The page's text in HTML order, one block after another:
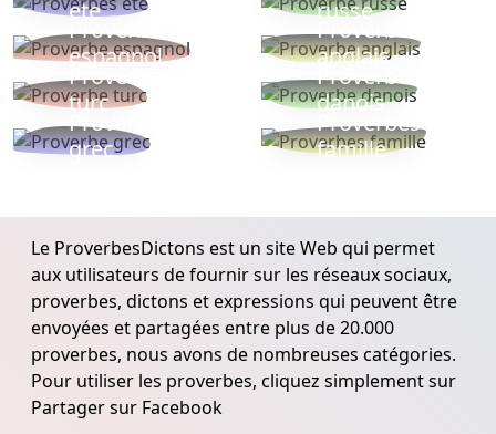
ete
russe
Proverbe
espagnol
Proverbe
anglais
Proverbe
turc
Proverbe
danois
Proverbe
grec
Proverbes
famille
Le ProverbesDictons est un site Web qui permet
aux utilisateurs de fournir sur les réseaux sociaux,
proverbes, dictons et expressions qui peuvent être
envoyées et partagées entre plus de 20.000
proverbes, nous avons de nombreuses catégories.
Pour utiliser les proverbes, cliquez simplement sur
Partager sur Facebook